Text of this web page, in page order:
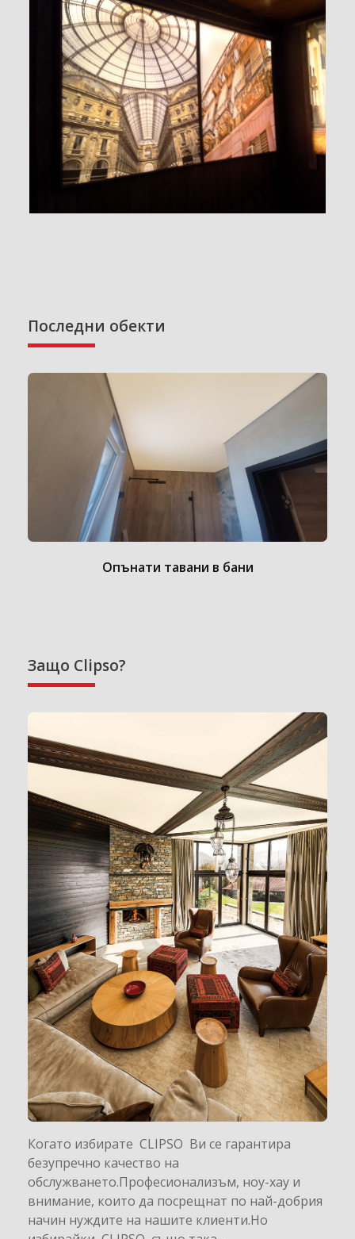
Последни обекти
Опънати тавани в бани
Защо Clipso?
Когато избирате CLIPSO Ви се гарантира
безупречно качество на
обслужването.Професионализъм, ноу-хау и
внимание, които да посрещнат по най-добрия
начин нуждите на нашите клиенти.Но